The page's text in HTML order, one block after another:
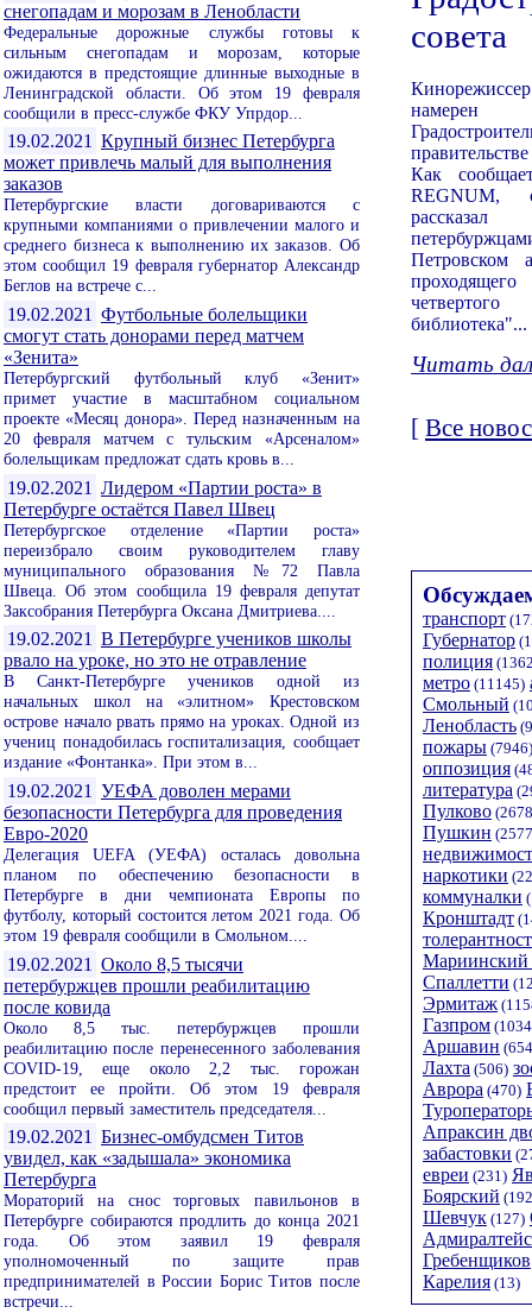
снегопадам и морозам в Ленобласти
Федеральные дорожные службы готовы к
сильным снегопадам и морозам, которые
ожидаются в предстоящие длинные выходные в
Ленинградской области. Об этом 19 февраля
сообщили в пресс-службе ФКУ Упрдор...
19.02.2021 Крупный бизнес Петербурга
может привлечь малый для выполнения
заказов
Петербургские власти договариваются с
крупными компаниями о привлечении малого и
среднего бизнеса к выполнению их заказов. Об
этом сообщил 19 февраля губернатор Александр
Беглов на встрече с...
19.02.2021 Футбольные болельщики
смогут стать донорами перед матчем
«Зенита»
Петербургский футбольный клуб «Зенит»
примет участие в масштабном социальном
проекте «Месяц донора». Перед назначенным на
20 февраля матчем с тульским «Арсеналом»
болельщикам предложат сдать кровь в...
19.02.2021 Лидером «Партии роста» в
Петербурге остаётся Павел Швец
Петербургское отделение «Партии роста»
переизбрало своим руководителем главу
муниципального образования №72 Павла
Швеца. Об этом сообщила 19 февраля депутат
Заксобрания Петербурга Оксана Дмитриева....
19.02.2021 В Петербурге учеников школы
рвало на уроке, но это не отравление
В Санкт-Петербурге учеников одной из
начальных школ на «элитном» Крестовском
острове начало рвать прямо на уроках. Одной из
учениц понадобилась госпитализация, сообщает
издание «Фонтанка». При этом в...
19.02.2021 УЕФА доволен мерами
безопасности Петербурга для проведения
Евро-2020
Делегация UEFA (УЕФА) осталась довольна
планом по обеспечению безопасности в
Петербурге в дни чемпионата Европы по
футболу, который состоится летом 2021 года. Об
этом 19 февраля сообщили в Смольном....
19.02.2021 Около 8,5 тысячи
петербуржцев прошли реабилитацию
после ковида
Около 8,5 тыс. петербуржцев прошли
реабилитацию после перенесенного заболевания
COVID-19, еще около 2,2 тыс. горожан
предстоит ее пройти. Об этом 19 февраля
сообщил первый заместитель председателя...
19.02.2021 Бизнес-омбудсмен Титов
увидел, как «задышала» экономика
Петербурга
Мораторий на снос торговых павильонов в
Петербурге собираются продлить до конца 2021
года. Об этом заявил 19 февраля
уполномоченный по защите прав
предпринимателей в России Борис Титов после
встречи...
совета
Как
REGNUM,
Петровском
четвертого
библиотека"...
Читать
[ Все
транспорт
Губернатор
полиция
метро (11145)
Смольный
Ленобласть
пожары (7946)
оппозиция
литература
Пулково
Пушкин
наркотики
коммуналки
Кронштадт
Мариинский
Спаллетти
Эрмитаж
Газпром
Аршавин
Лахта (506)
Аврора (470)
Апраксин
забастовки
евреи (231)
Боярский
Шевчук (127)
Гребенщиков
Карелия (13)